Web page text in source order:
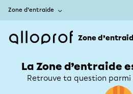
Zone d’entraide
Zone
La Zone d’entraide
Retrouve ta question parmi